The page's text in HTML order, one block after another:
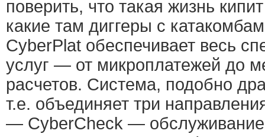
поверить, что такая жизнь
какие там диггеры с
CyberPlat обеспечивает весь
услуг — от микроплатежей до
расчетов. Система, подобно
т.е. объединяет три
— CyberCheck —